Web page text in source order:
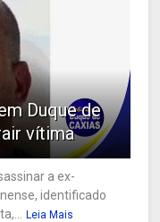
Duque de
vítima
a ex-
identificado
Leia Mais